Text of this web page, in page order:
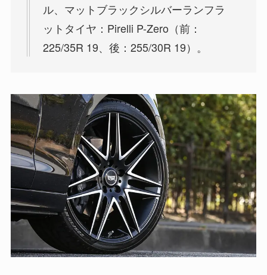
ル、マットブラックシルバーランフラ
ットタイヤ：Pirelli P-Zero（前：
225/35R 19、後：255/30R 19）。